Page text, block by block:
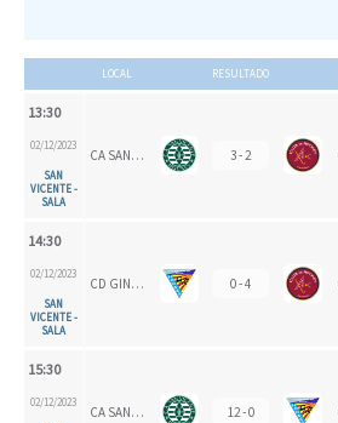
LOCAL RESULTADO
13:30
02/12/2023
SAN
VICENTE -
SALA
CA SAN VICENTE 3 - 2
14:30
02/12/2023
SAN
VICENTE -
SALA
CD GINER DE LOS RÍOS 0 - 4
15:30
02/12/2023
CA SAN VICENTE 12 - 0